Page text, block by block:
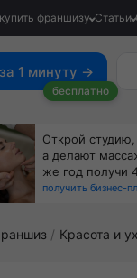
франшизу Статьи
1 минуту →
бесплатно
Открой
а делают
же год получи
получить бизнес-
Красота и